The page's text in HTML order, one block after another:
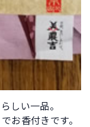
しい一品。
お香付きです。